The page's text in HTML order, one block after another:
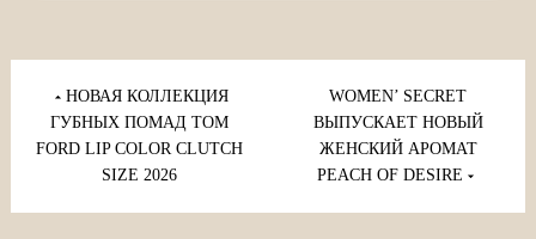
Навигация
записям
НОВАЯ КОЛЛЕКЦИЯ
ГУБНЫХ ПОМАД TOM
FORD LIP COLOR CLUTCH
SIZE 2026
WOMEN’ SECRET
ВЫПУСКАЕТ НОВЫЙ
ЖЕНСКИЙ АРОМАТ
PEACH OF DESIRE